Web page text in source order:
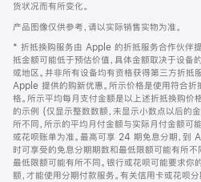
货状况而有所变化。
产品图像仅供参考，请以实际销售实物为准。
* 折抵换购服务由 Apple 的折抵服务合作伙伴提
抵金额可能低于预估价值，具体金额取决于设备
或地区。并非所有设备均有资格获得第三方折抵
Apple 提供的购新优惠。所示价格是使用符合
格。所示平均每月支付金额是以上述折抵换购价
的示例 (仅显示整数数额，未显示小数点以后的
所不同，所示的平均月付金额与实际月付金额可
或花呗账单为准。最高可享 24 期免息分期，
时可享受的免息分期期数和最低限额可能有所不
最低限额可能有所不同。银行或花呗可能要求你
额，才能使用分期付款服务。有关信用卡或花呗